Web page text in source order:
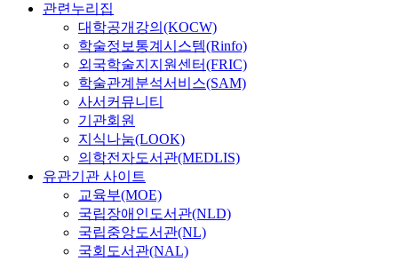
관련누리집
대학공개강의(KOCW)
학술정보통계시스템(Rinfo)
외국학술지지원센터(FRIC)
학술관계분석서비스(SAM)
사서커뮤니티
기관회원
지식나눔(LOOK)
의학전자도서관(MEDLIS)
유관기관 사이트
교육부(MOE)
국립장애인도서관(NLD)
국립중앙도서관(NL)
국회도서관(NAL)